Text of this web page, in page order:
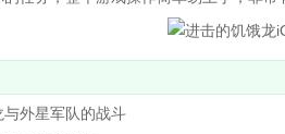
外星军队的战斗